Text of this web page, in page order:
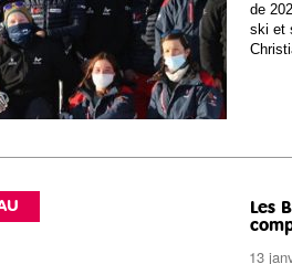
de
ski et
Les
13